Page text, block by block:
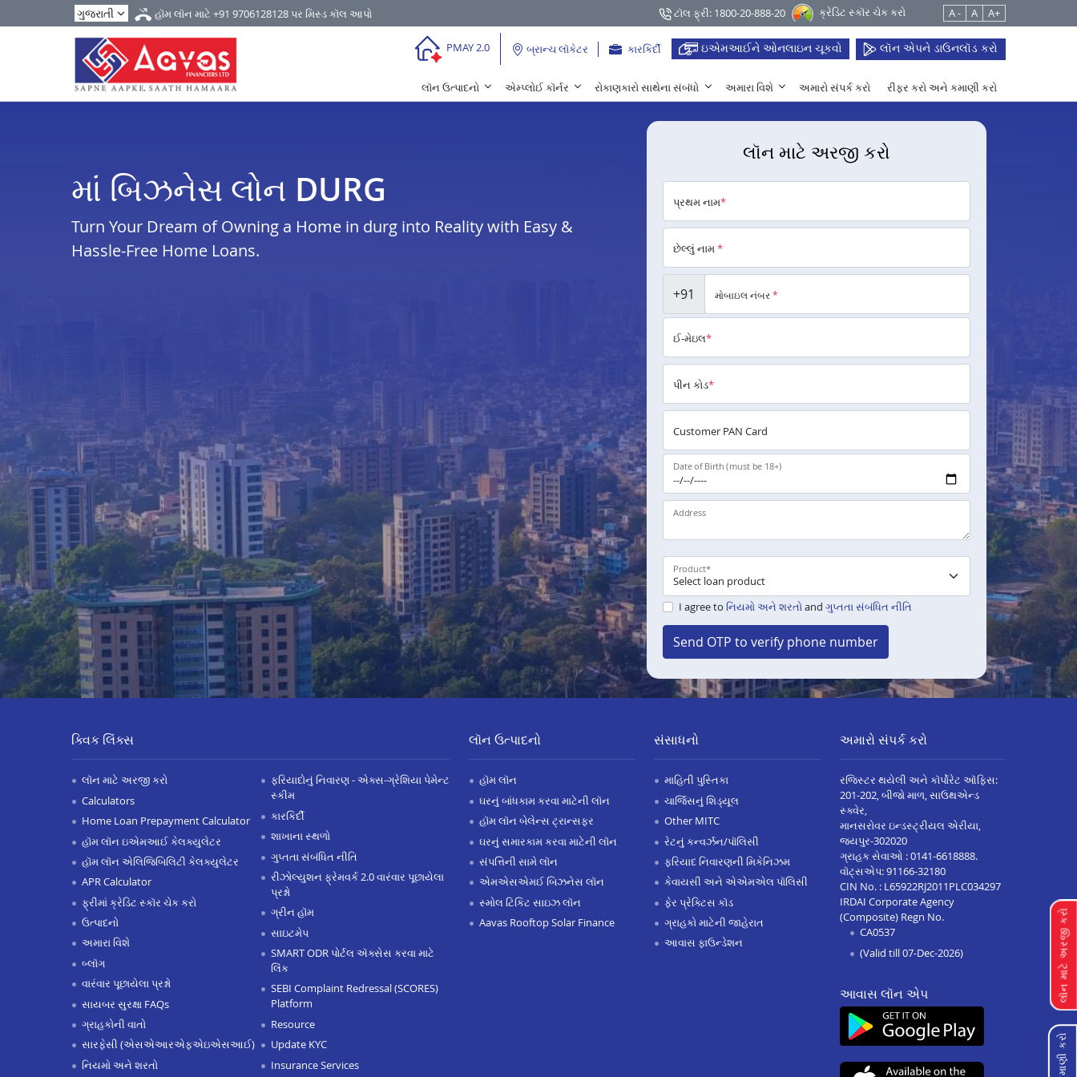
હૉમ લૉન માટે +91 9706128128પર મિસ્ડ કૉલ આપો ટૉલ ફ્રી: 1800-20-888-20 ક્રેડિટ સ્કૉર ચેક કરો A - A A+
PMAY 2.0 બ્રાન્ચ લૉકેટર કારકિર્દી ઇએમઆઈને ઓનલાઇન ચૂકવો લૉન એપને ડાઉનલૉડ કરો
લૉન ઉત્પાદનો એમ્પ્લોઈ કૉર્નર રોકાણકારો સાથેના સંબંધો અમારા વિશે અમારો સંપર્ક કરો રીફર કરો અને કમાણી કરો
માં બિઝનેસ લોન DURG
Turn Your Dream of Owning a Home in durg into Reality with Easy &
Hassle-Free Home Loans.
લૉન માટે અરજી કરો
પ્રથમ નામ*
છેલ્લું નામ*
+91 મોબાઇલ નંબર*
ઈ-મેઇલ*
પીન કોડ*
Customer PAN Card
Date of Birth (must be 18+)
Address
Product*
I agree to નિયમો અને શરતો and ગુપ્તતા સંબંધિત નીતિ
Send OTP to verify phone number
લૉન માટે અરજી કરો
ક્વિક લિંક્સ
લૉન માટે અરજી કરો
Calculators
Home Loan Prepayment Calculator
હૉમ લૉન ઇએમઆઈ કેલક્યુલેટર
હૉમ લૉન એલિજિબિલિટી કેલક્યુલેટર
APR Calculator
ફ્રીમાં ક્રેડિટ સ્કૉર ચેક કરો
ઉત્પાદનો
અમારા વિશે
બ્લૉગ
વારંવાર પૂછાયેલા પ્રશ્નો
સાયબર સુરક્ષા FAQs
ગ્રાહકોની વાતો
સારફેસી (એસએઆરએફએઇએસઆઈ)
નિયમો અને શરતો
ફરિયાદોનું નિવારણ - એક્સ-ગ્રેશિયા પેમેન્ટ
સ્કીમ
કારકિર્દી
શાખાના સ્થળો
ગુપ્તતા સંબંધિત નીતિ
રીઝોલ્યુશન ફ્રેમવર્ક 2.0 વારંવાર પૂછાયેલા
પ્રશ્નો
ગ્રીન હૉમ
સાઇટમેપ
SMART ODR પોર્ટલ ઍક્સેસ કરવા માટે
લિંક
SEBI Complaint Redressal (SCORES)
Platform
Resource
Update KYC
Insurance Services
લૉન ઉત્પાદનો
હૉમ લૉન
ઘરનું બાંધકામ કરવા માટેની લૉન
હૉમ લૉન બેલેન્સ ટ્રાન્સફર
ઘરનું સમારકામ કરવા માટેની લૉન
સંપત્તિની સામે લૉન
એમએસએમઈ બિઝનેસ લૉન
સ્મોલ ટિકિટ સાઇઝ લૉન
Aavas Rooftop Solar Finance
સંસાધનો
માહિતી પુસ્તિકા
ચાર્જિસનું શિડ્યૂલ
Other MITC
રેટનું કન્વર્ઝન/પૉલિસી
ફરિયાદ નિવારણની મિકેનિઝમ
કેવાયસી અને એએમએલ પૉલિસી
ફેર પ્રેક્ટિસ કૉડ
ગ્રાહકો માટેની જાહેરાત
આવાસ ફાઉન્ડેશન
અમારો સંપર્ક કરો
રજિસ્ટર થયેલી અને કૉર્પોરેટ ઑફિસ:
201-202, બીજો માળ, સાઉથએન્ડ
સ્ક્વેર,
માનસરોવર ઇન્ડસ્ટ્રીયલ એરીયા,
જયપુર-302020
ગ્રાહક સેવાઓ :0141-6618888.
વૉટ્સએપ:91166-32180
CIN No. : L65922RJ2011PLC034297
IRDAI Corporate Agency
(Composite) Regn No.
CA0537
(Valid till 07-Dec-2026)
આવાસ લૉન એપ